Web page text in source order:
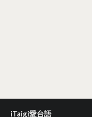
iTaigi愛台語